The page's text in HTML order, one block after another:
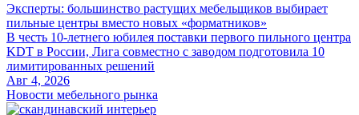
Эксперты: большинство растущих мебельщиков выбирает
пильные центры вместо новых «форматников»
В честь 10-летнего юбилея поставки первого пильного центра
KDT в России, Лига совместно с заводом подготовила 10
лимитированных решений
Авг 4, 2026
Новости мебельного рынка